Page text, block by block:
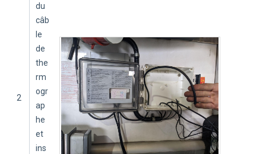
2
du
câb
le
de
the
rm
ogr
ap
he
et
ins